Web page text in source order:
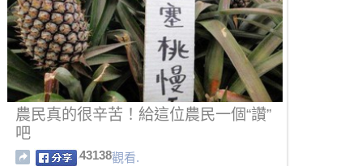
農民真的很辛苦！給這位農民一個“讚”
吧
43138觀看.